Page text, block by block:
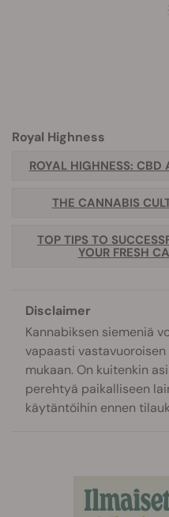
Royal Highness
ROYAL HIGHNESS:
THE CANNABIS
TOP TIPS TO
YOUR FRESH
Disclaimer
Kannabiksen siemeniä
vapaasti
mukaan. On kuitenkin
perehtyä paikalliseen
käytäntöihin ennen